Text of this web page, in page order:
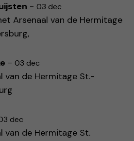
- 03 dec
Arsenaal van de Hermitage
- 03 dec
van de Hermitage St.-
dec
van de Hermitage St.